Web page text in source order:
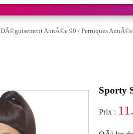
DÃ©guisement AnnÃ©e 90 / Perruques
Sporty
Prix :